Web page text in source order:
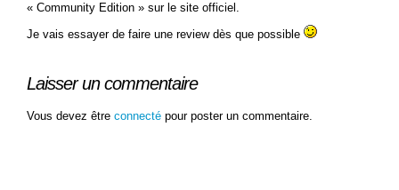
« Community Edition » sur le site officiel.
Je vais essayer de faire une review dès que possible
Laisser un commentaire
Vous devez être connecté pour poster un commentaire.